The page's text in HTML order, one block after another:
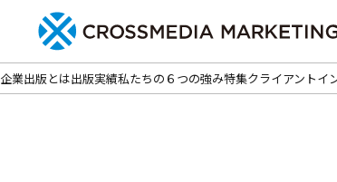
企業出版とは出版実績私たちの６つの強み特集クライアントイ